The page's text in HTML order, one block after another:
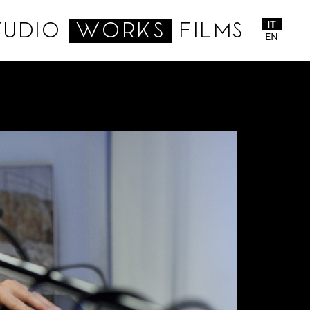
WORKS FILMS
IT
EN